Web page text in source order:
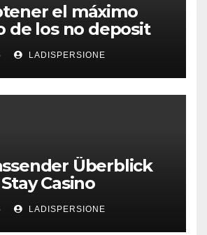
el máximo
de los no deposit
de roby casino
LADISPERSIONE
Überblick
Casino
LADISPERSIONE